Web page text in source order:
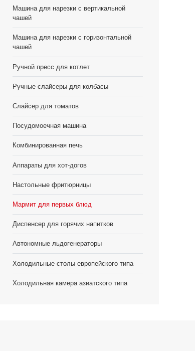
Машина для нарезки с вертикальной
чашей
Машина для нарезки с горизонтальной
чашей
Ручной пресс для котлет
Ручные слайсеры для колбасы
Слайсер для томатов
Посудомоечная машина
Комбинированная печь
Аппараты для хот-догов
Настольные фритюрницы
Мармит для первых блюд
Диспенсер для горячих напитков
Автономные льдогенераторы
Холодильные столы европейского типа
Холодильная камера азиатского типа